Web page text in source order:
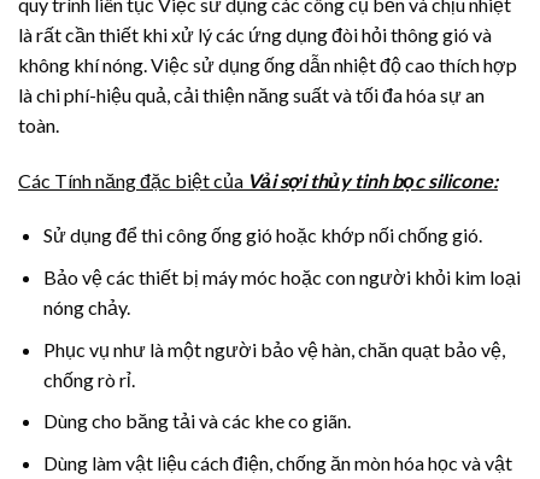
là rất cần thiết khi xử lý các ứng dụng đòi hỏi thông gió và
không khí nóng. Việc sử dụng ống dẫn nhiệt độ cao thích hợp
là chi phí-hiệu quả, cải thiện năng suất và tối đa hóa sự an
toàn.
Các Tính năng đặc biệt của Vải sợi thủy tinh bọc silicone:
Sử dụng để thi công ống gió hoặc khớp nối chống gió.
Bảo vệ các thiết bị máy móc hoặc con người khỏi kim loại
nóng chảy.
Phục vụ như là một người bảo vệ hàn, chăn quạt bảo vệ,
chống rò rỉ.
Dùng cho băng tải và các khe co giãn.
Dùng làm vật liệu cách điện, chống ăn mòn hóa học và vật